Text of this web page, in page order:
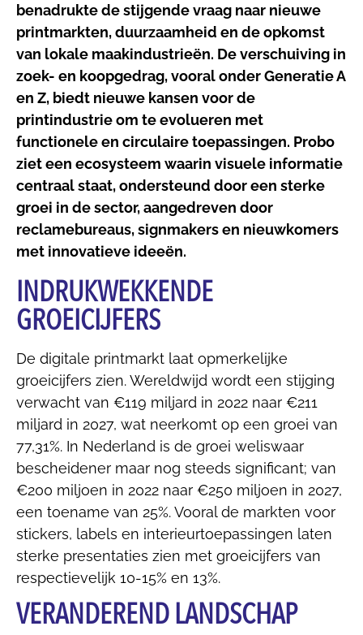
benadrukte de stijgende vraag naar nieuwe
printmarkten, duurzaamheid en de opkomst
van lokale maakindustrieën. De verschuiving in
zoek- en koopgedrag, vooral onder Generatie A
en Z, biedt nieuwe kansen voor de
printindustrie om te evolueren met
functionele en circulaire toepassingen. Probo
ziet een ecosysteem waarin visuele informatie
centraal staat, ondersteund door een sterke
groei in de sector, aangedreven door
reclamebureaus, signmakers en nieuwkomers
met innovatieve ideeën.
INDRUKWEKKENDE
GROEICIJFERS
De digitale printmarkt laat opmerkelijke
groeicijfers zien. Wereldwijd wordt een stijging
verwacht van €119 miljard in 2022 naar €211
miljard in 2027, wat neerkomt op een groei van
77,31%. In Nederland is de groei weliswaar
bescheidener maar nog steeds significant; van
€200 miljoen in 2022 naar €250 miljoen in 2027,
een toename van 25%. Vooral de markten voor
stickers, labels en interieurtoepassingen laten
sterke presentaties zien met groeicijfers van
respectievelijk 10-15% en 13%.
VERANDEREND LANDSCHAP